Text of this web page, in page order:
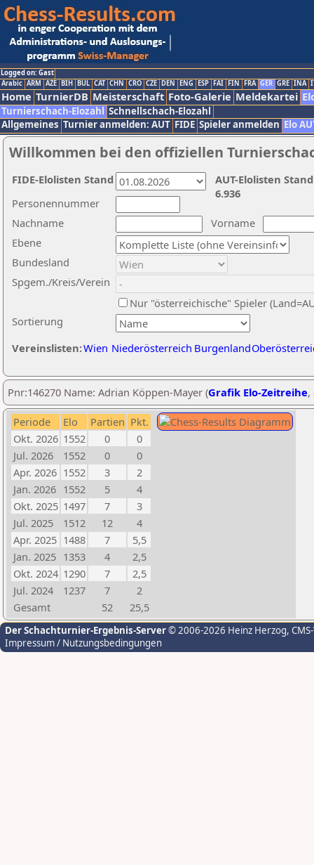
Logged on: Gast
Arabic ARM AZE BIH BUL CAT CHN CRO CZE DEN ENG ESP FAI FIN FRA GER GRE INA
Home TurnierDB Meisterschaft Foto-Galerie Meldekartei
Turnierschach-Elozahl Schnellschach-Elozahl
Allgemeines Turnier anmelden: AUT FIDE Spieler anmelden Elo
Willkommen bei den offiziellen
Nachname
Vorname
Ebene
Sortierung
Personennummer
Bundesland
Spgem./Kreis/Verein
Nur "österreichische" Spieler
Vereinslisten:Wien Niederösterreich Burgenland
AUT-Elolisten
6.936
FIDE-Elolisten Stand
Pnr:146270 Name: Adrian Köppen-Mayer (Grafik Elo-Zeitreihe,
Periode Elo Partien Pkt.
Okt. 2026 1552 0
0
Jul. 2026
1552 0
0
Apr. 2026 1552 3
2
Jan. 2026 1552 5
4
Okt. 2025 1497 7
3
Jul. 2025
1512 12
4
Apr. 2025 1488 7
5,5
Jan. 2025 1353 4
2,5
Okt. 2024 1290 7
2,5
Jul. 2024
1237 7
2
Gesamt
52 25,5
Der Schachturnier-Ergebnis-Server© 2006-2026 Heinz Herzog,
Impressum / Nutzungsbedingungen